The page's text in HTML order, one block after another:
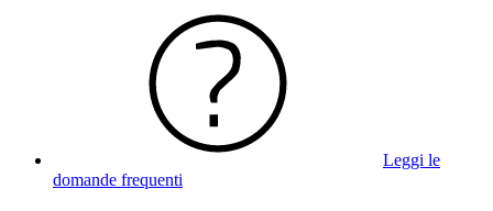
Leggi le
domande frequenti